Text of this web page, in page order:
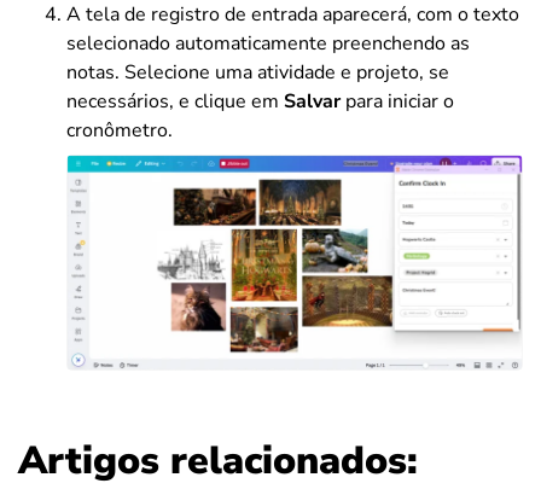
A tela de registro de entrada aparecerá, com o texto
selecionado automaticamente preenchendo as
notas. Selecione uma atividade e projeto, se
necessários, e clique em Salvarpara iniciar o
cronômetro.
Artigos relacionados: